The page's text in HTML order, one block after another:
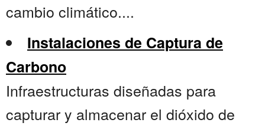
cambio climático....
Instalaciones de Captura de
Carbono
Infraestructuras diseñadas para
capturar y almacenar el dióxido de